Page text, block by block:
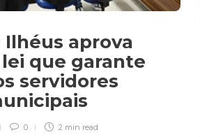
Ilhéus aprova
que garante
servidores
0 2 min read